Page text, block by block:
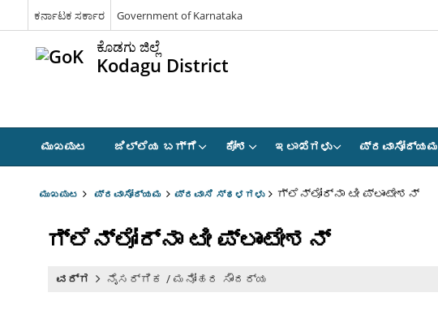
ಕರ್ನಾಟಕ ಸರ್ಕಾರ Government of Karnataka
ಕೊಡಗು ಜಿಲ್ಲೆ
Kodagu District
ಮುಖಪುಟ ಜಿಲ್ಲೆಯ ಬಗ್ಗೆ ಕೋಶ ಇಲಾಖೆಗಳು ಪ್ರವಾಸೋದ್ಯಮ
ಮುಖಪುಟ ಪ್ರವಾಸೋದ್ಯಮ ಪ್ರವಾಸಿ ಸ್ಥಳಗಳು ಗ್ಲೆನ್ಲೋರ್ನಾ ಟೀ ಪ್ಲಾಂಟೇಶನ್
ಗ್ಲೆನ್ಲೋರ್ನಾ ಟೀ ಪ್ಲಾಂಟೇಶನ್
ವರ್ಗ ನೈಸರ್ಗಿಕ / ಮನೋಹರ ಸೌಂದರ್ಯ